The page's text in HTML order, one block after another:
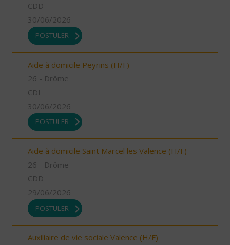
CDD
30/06/2026
POSTULER
Aide à domicile Peyrins (H/F)
26 - Drôme
CDI
30/06/2026
POSTULER
Aide à domicile Saint Marcel les Valence (H/F)
26 - Drôme
CDD
29/06/2026
POSTULER
Auxiliaire de vie sociale Valence (H/F)